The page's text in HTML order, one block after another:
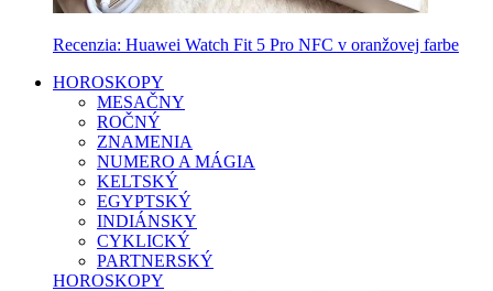
Recenzia: Huawei Watch Fit 5 Pro NFC v oranžovej farbe
HOROSKOPY
MESAČNY
ROČNÝ
ZNAMENIA
NUMERO A MÁGIA
KELTSKÝ
EGYPTSKÝ
INDIÁNSKY
CYKLICKÝ
PARTNERSKÝ
HOROSKOPY